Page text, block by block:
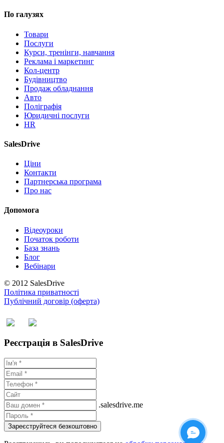
По галузях
Товари
Послуги
Курси, тренінги, навчання
Реклама і маркетинг
Кол-центр
Будівництво
Продаж обладнання
Авто
Поліграфія
Юридичні послуги
HR
SalesDrive
Ціни
Контакти
Партнерська програма
Про нас
Допомога
Відеоуроки
Початок роботи
База знань
Блог
Вебінари
© 2012 SalesDrive
Політика приватності
Публічний договір (оферта)
Реєстрація в SalesDrive
.salesdrive.me
Зареєструйтеся безкоштовно